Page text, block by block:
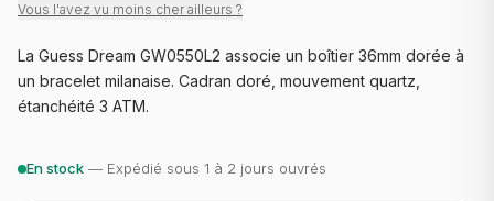
Vous l'avez vu moins cher ailleurs ?
La Guess Dream GW0550L2 associe un boîtier 36mm dorée à
un bracelet milanaise. Cadran doré, mouvement quartz,
étanchéité 3 ATM.
En stock — Expédié sous 1 à 2 jours ouvrés